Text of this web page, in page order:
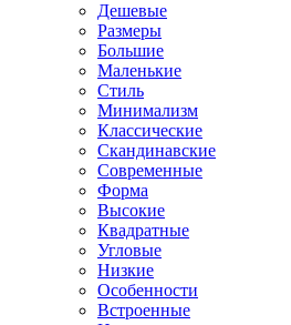
Дешевые
Размеры
Большие
Маленькие
Стиль
Минимализм
Классические
Скандинавские
Современные
Форма
Высокие
Квадратные
Угловые
Низкие
Особенности
Встроенные